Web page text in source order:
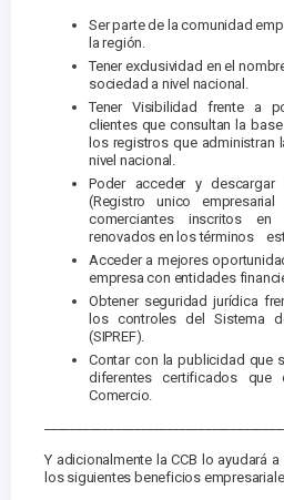
Ser parte de la comunidad
la región.
Tener exclusividad en el
sociedad a nivel nacional.
Tener Visibilidad frente a
clientes que consultan la
los registros que administran
nivel nacional.
Poder acceder y descargar
(Registro unico
comerciantes inscritos
renovados en los términos
Acceder a mejores
empresa con entidades
Obtener seguridad jurídica
los controles del Sistema
(SIPREF).
Contar con la publicidad que
diferentes certificados que
Comercio.
Y adicionalmente la CCB lo ayudará
los siguientes beneficios